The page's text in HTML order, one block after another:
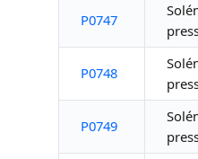
P0747
P0748
P0749